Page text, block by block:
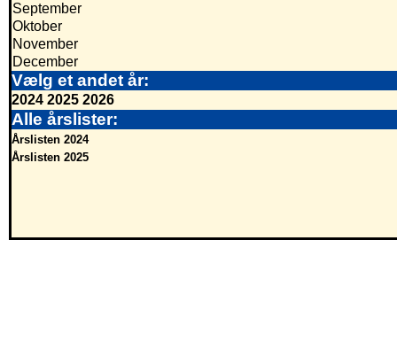
September
Oktober
November
December
Vælg et andet år:
2024 2025 2026
Alle årslister:
Årslisten 2024
Årslisten 2025